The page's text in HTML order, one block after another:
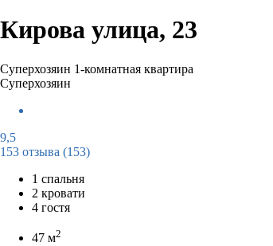
Кирова улица, 23
Суперхозяин 1-комнатная квартира
Суперхозяин
9,5
153 отзыва (153)
1 спальня
2 кровати
4 гостя
47 м2